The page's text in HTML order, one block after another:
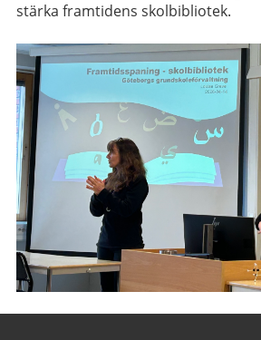
stärka framtidens skolbibliotek.